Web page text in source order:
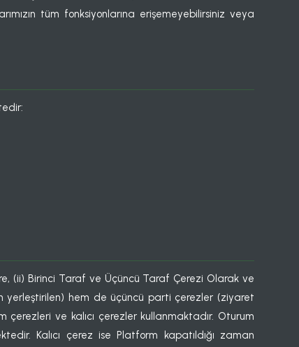
tüm fonksiyonlarına erişemeyebilirsiniz veya
(ii) Birinci Taraf ve Üçüncü Taraf Çerezi Olarak ve
yerleştirilen) hem de üçüncü parti çerezler (ziyaret
ve kalıcı çerezler kullanmaktadır. Oturum
Kalıcı çerez ise Platform kapatıldığı zaman